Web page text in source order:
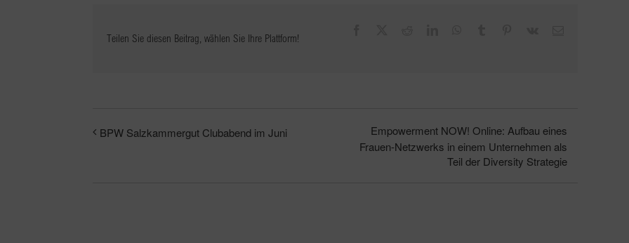
Teilen Sie diesen Beitrag, wählen Sie Ihre Plattform!
BPW Salzkammergut Clubabend im Juni
Empowerment NOW! Online: Aufbau eines
Frauen-Netzwerks in einem Unternehmen als
Teil der Diversity Strategie